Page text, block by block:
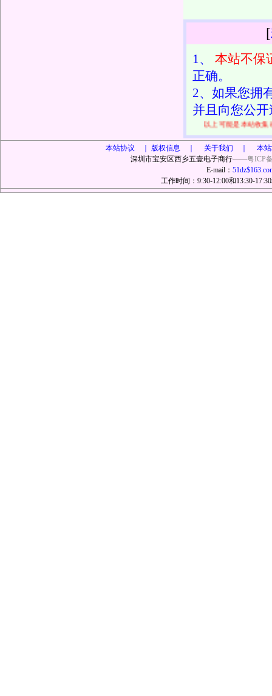
[
1、
本站不保
正确。
2、如果您拥
并且向您公
以上可能是本站收
本站协议 ｜
版权信息 ｜ 关于我们 ｜ 本
深圳市宝安区西乡五壹电子商行——粤ICP
E-mail：
工作时间：9:30-12:00和13:30-